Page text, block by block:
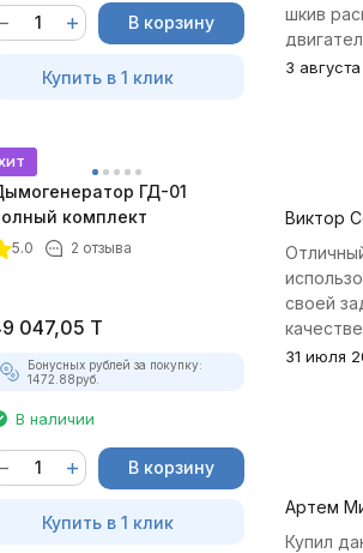
В корзину
Купить в 1 клик
ГД-01
комплект
5.0 2 отзыва
047,05 T
Бонусных рублей за покупку:
1472.88руб.
В наличии
В корзину
Купить в 1 клик
шкив
доволен.
3
Виктор
своей
удалось
31 июля
Артем
Купил